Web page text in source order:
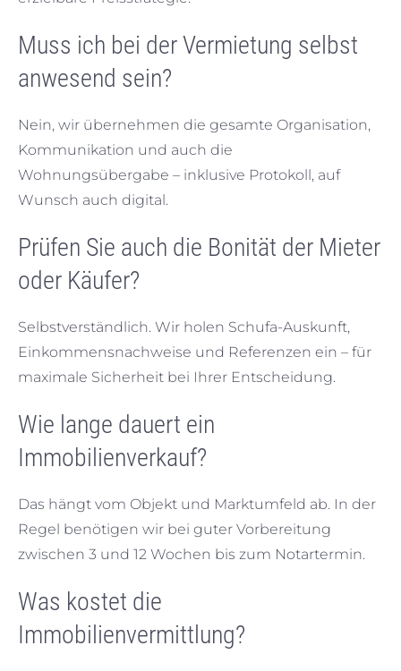
Muss ich bei der Vermietung selbst
anwesend sein?
Nein, wir übernehmen die gesamte Organisation,
Kommunikation und auch die
Wohnungsübergabe – inklusive Protokoll, auf
Wunsch auch digital.
Prüfen Sie auch die Bonität der Mieter
oder Käufer?
Selbstverständlich. Wir holen Schufa-Auskunft,
Einkommensnachweise und Referenzen ein – für
maximale Sicherheit bei Ihrer Entscheidung.
Wie lange dauert ein
Immobilienverkauf?
Das hängt vom Objekt und Marktumfeld ab. In der
Regel benötigen wir bei guter Vorbereitung
zwischen 3 und 12 Wochen bis zum Notartermin.
Was kostet die
Immobilienvermittlung?